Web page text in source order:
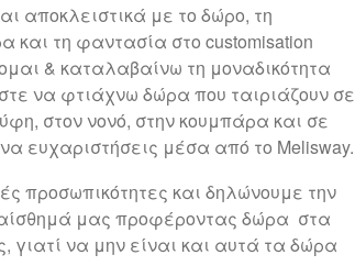
αποκλειστικά με το δώρο, τη
και τη φαντασία στο customisation
& καταλαβαίνω τη μοναδικότητα
να φτιάχνω δώρα που ταιριάζουν σε
στον νονό, στην κουμπάρα και σε
ευχαριστήσεις μέσα από το Melisway.
προσωπικότητες και δηλώνουμε την
μας προφέροντας δώρα στα
να μην είναι και αυτά τα δώρα